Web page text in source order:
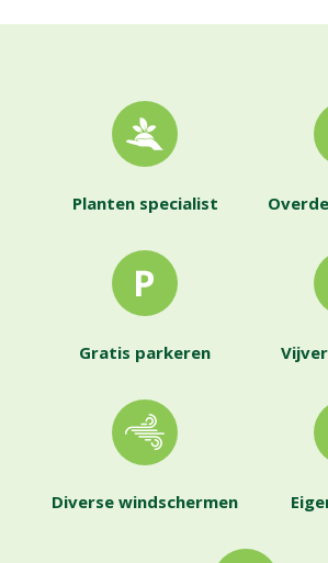
Planten specialist
Gratis parkeren
Diverse windschermen